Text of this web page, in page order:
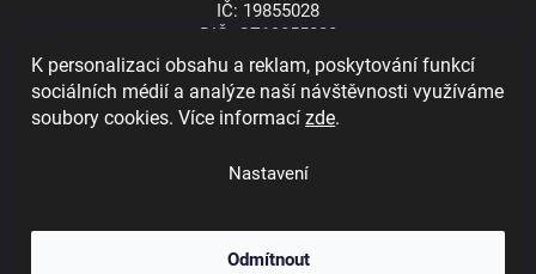
K personalizaci obsahu a reklam, poskytování funkcí
sociálních médií a analýze naší návštěvnosti využíváme
soubory cookies. Více informacízde.
Nastavení
Odmítnout
IČ: 19855028
DIČ: CZ19855028
Dioptrické ochranné brýle